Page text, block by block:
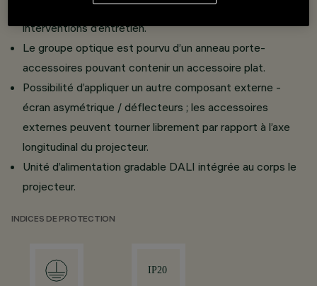
lumière, même une fois installé ou pendant les
interventions d’entretien.
Le groupe optique est pourvu d’un anneau porte-
accessoires pouvant contenir un accessoire plat.
Possibilité d’appliquer un autre composant externe -
écran asymétrique / déflecteurs ; les accessoires
externes peuvent tourner librement par rapport à l’axe
longitudinal du projecteur.
Unité d’alimentation gradable DALI intégrée au corps le
projecteur.
INDICES DE PROTECTION